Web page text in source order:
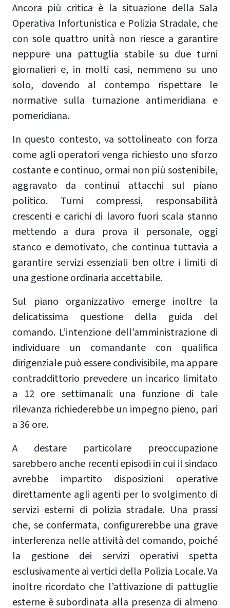
Ancora più critica è la situazione della Sala
Operativa Infortunistica e Polizia Stradale, che
con sole quattro unità non riesce a garantire
neppure una pattuglia stabile su due turni
giornalieri e, in molti casi, nemmeno su uno
solo, dovendo al contempo rispettare le
normative sulla turnazione antimeridiana e
pomeridiana.
In questo contesto, va sottolineato con forza
come agli operatori venga richiesto uno sforzo
costante e continuo, ormai non più sostenibile,
aggravato da continui attacchi sul piano
politico. Turni compressi, responsabilità
crescenti e carichi di lavoro fuori scala stanno
mettendo a dura prova il personale, oggi
stanco e demotivato, che continua tuttavia a
garantire servizi essenziali ben oltre i limiti di
una gestione ordinaria accettabile.
Sul piano organizzativo emerge inoltre la
delicatissima questione della guida del
comando. L’intenzione dell’amministrazione di
individuare un comandante con qualifica
dirigenziale può essere condivisibile, ma appare
contraddittorio prevedere un incarico limitato
a 12 ore settimanali: una funzione di tale
rilevanza richiederebbe un impegno pieno, pari
a 36 ore.
A destare particolare preoccupazione
sarebbero anche recenti episodi in cui il sindaco
avrebbe impartito disposizioni operative
direttamente agli agenti per lo svolgimento di
servizi esterni di polizia stradale. Una prassi
che, se confermata, configurerebbe una grave
interferenza nelle attività del comando, poiché
la gestione dei servizi operativi spetta
esclusivamente ai vertici della Polizia Locale. Va
inoltre ricordato che l’attivazione di pattuglie
esterne è subordinata alla presenza di almeno